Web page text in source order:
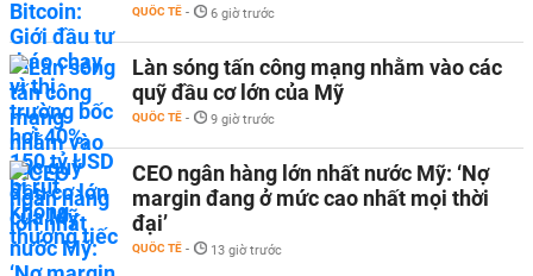
QUỐC TẾ - 6 giờ trước
Làn sóng tấn công mạng nhằm vào các
quỹ đầu cơ lớn của Mỹ
QUỐC TẾ - 9 giờ trước
CEO ngân hàng lớn nhất nước Mỹ: ‘Nợ
margin đang ở mức cao nhất mọi thời
đại’
QUỐC TẾ - 13 giờ trước